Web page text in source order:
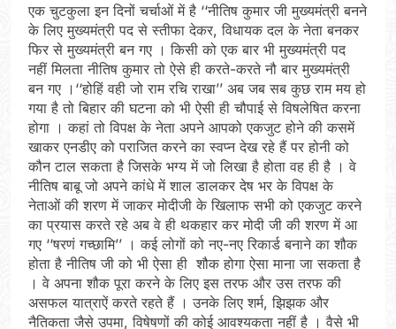
एक चुटकुला इन दिनों चर्चाओं में है ‘‘नीतिष कुमार जी मुख्यमंत्री बनने
के लिए मुख्यमंत्री पद से स्तीफा देकर, विधायक दल के नेता बनकर
फिर से मुख्यमंत्री बन गए । किसी को एक बार भी मुख्यमंत्री पद
नहीं मिलता नीतिष कुमार तो ऐसे ही करते-करते नौ बार मुख्यमंत्री
बन गए ।‘‘होहिं वही जो राम रचि राखा’’ अब जब सब कुछ राम मय हो
गया है तो बिहार की घटना को भी ऐसी ही चौपाई से विषलेषित करना
होगा । कहां तो विपक्ष के नेता अपने आपको एकजुट होने की कसमें
खाकर एनडीए को पराजित करने का स्वप्न देख रहे हैं पर होनी को
कौन टाल सकता है जिसके भग्य में जो लिखा है होता वह ही है । वे
नीतिष बाबू जो अपने कांधे में शाल डालकर देष भर के विपक्ष के
नेताओं की शरण में जाकर मोदीजी के खिलाफ सभी को एकजुट करने
का प्रयास करते रहे अब वे ही थकहार कर मोदी जी की शरण में आ
गए ‘‘षरणं गच्छामि’’ । कई लोगों को नए-नए रिकार्ड बनाने का शौक
होता है नीतिष जी को भी ऐसा ही शौक होगा ऐसा माना जा सकता है
। वे अपना शौक पूरा करने के लिए इस तरफ और उस तरफ की
असफल यात्राऐं करते रहते हैं । उनके लिए शर्म, झिझक और
नैतिकता जैसे उपमा, विषेषणों की कोई आवश्यकता नहीं है । वैसे भी